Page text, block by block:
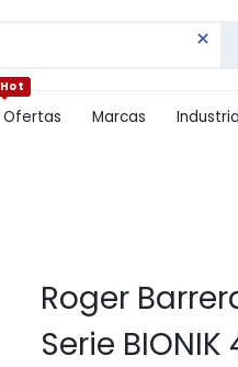
Ofertas
Hot
Marcas
Roger
Serie